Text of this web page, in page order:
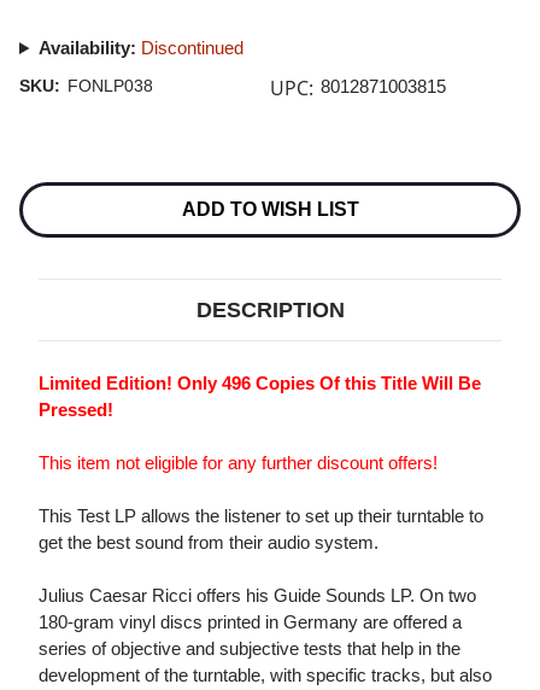
Availability: Discontinued
SKU: FONLP038 UPC: 8012871003815
Stock:
ADD TO WISH LIST
DESCRIPTION
Limited Edition! Only 496 Copies Of this Title Will Be
Pressed!
This item not eligible for any further discount offers!
This Test LP allows the listener to set up their turntable to
get the best sound from their audio system.
Julius Caesar Ricci offers his Guide Sounds LP. On two
180-gram vinyl discs printed in Germany are offered a
series of objective and subjective tests that help in the
development of the turntable, with specific tracks, but also